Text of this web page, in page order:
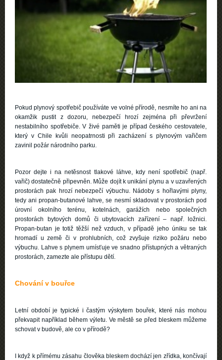
Pokud plynový spotřebič používáte ve volné přírodě, nesmíte ho ani na
okamžik pustit z dozoru, nebezpečí hrozí zejména při převržení
nestabilního spotřebiče. V živé paměti je případ českého cestovatele,
který v Chile kvůli neopatrnosti při zacházení s plynovým vařičem
zavinil požár národního parku.
Pozor dejte i na netěsnost tlakové láhve, kdy není spotřebič (např.
vařič) dostatečně připevněn. Může dojít k unikání plynu a v uzavřených
prostorách pak hrozí nebezpečí výbuchu. Nádoby s hořlavými plyny,
tedy ani propan-butanové lahve, se nesmí skladovat v prostorách pod
úrovní okolního terénu, kotelnách, garážích nebo společných
prostorách bytových domů či ubytovacích zařízení – např. ložnici.
Propan-butan je totiž těžší než vzduch, v případě jeho úniku se tak
hromadí u země či v prohlubních, což zvyšuje riziko požáru nebo
výbuchu. Lahve s plynem umísťuje ve snadno přístupných a větraných
prostorách, zamezte ale přístupu dětí.
Chování v bouřce
Letní období je typické i častým výskytem bouřek, které nás mohou
překvapit například během výletu. Ve městě se před bleskem můžeme
schovat v budově, ale co v přírodě?
I když k přímému zásahu člověka bleskem dochází jen zřídka, končívají